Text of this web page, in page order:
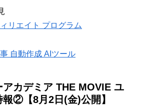
リエイト プログラム
自動作成 AIツール
アカデミア THE MOVIE ユ
②【8月2日(金)公開】